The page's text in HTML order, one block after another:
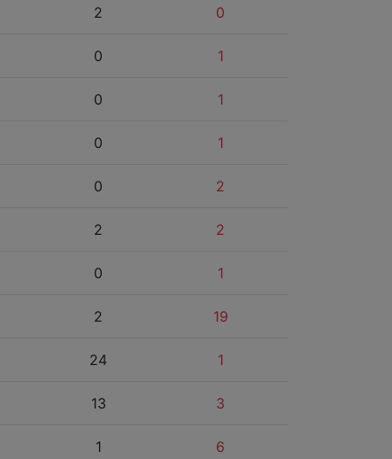
2 0
0 1
0 1
0 1
0 2
2 2
0 1
2 19
24 1
13 3
1 6